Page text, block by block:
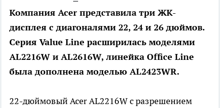
Компания Acer представила три ЖК-
дисплея с диагоналями 22, 24 и 26 дюймов.
Серия Value Line расширилась моделями
AL2216W и AL2616W, линейка Office Line
была дополнена моделью AL2423WR.
22-дюймовый Acer AL2216W с разрешением